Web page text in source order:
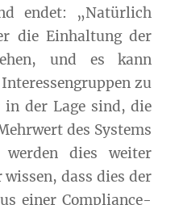
endet: „Natürlich
die Einhaltung der
und es kann
zu
in der Lage sind, die
des Systems
dies weiter
dass dies der
einer Compliance-